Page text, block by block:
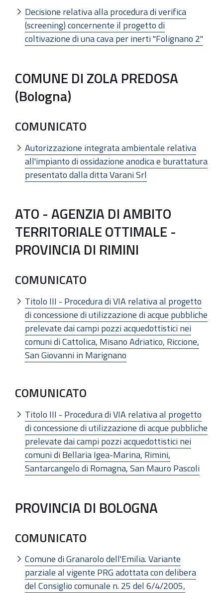
Decisione relativa alla procedura di verifica
(screening) concernente il progetto di
coltivazione di una cava per inerti "Folignano 2"
COMUNE DI ZOLA PREDOSA
(Bologna)
COMUNICATO
Autorizzazione integrata ambientale relativa
all'impianto di ossidazione anodica e burattatura
presentato dalla ditta Varani Srl
ATO - AGENZIA DI AMBITO
TERRITORIALE OTTIMALE -
PROVINCIA DI RIMINI
COMUNICATO
Titolo III - Procedura di VIA relativa al progetto
di concessione di utilizzazione di acque pubbliche
prelevate dai campi pozzi acquedottistici nei
comuni di Cattolica, Misano Adriatico, Riccione,
San Giovanni in Marignano
COMUNICATO
Titolo III - Procedura di VIA relativa al progetto
di concessione di utilizzazione di acque pubbliche
prelevate dai campi pozzi acquedottistici nei
comuni di Bellaria Igea-Marina, Rimini,
Santarcangelo di Romagna, San Mauro Pascoli
PROVINCIA DI BOLOGNA
COMUNICATO
Comune di Granarolo dell'Emilia. Variante
parziale al vigente PRG adottata con delibera
del Consiglio comunale n. 25 del 6/4/2005,